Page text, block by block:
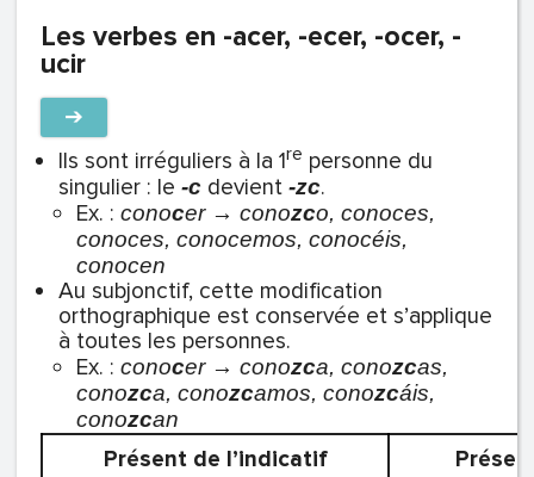
Les verbes en -acer, -ecer, -ocer, -
ucir
➔
Ils sont irréguliers à la 1re personne du
singulier : le -c devient -zc.
Ex. : conocer → conozco, conoces,
conoces, conocemos, conocéis,
conocen
Au subjonctif, cette modification
orthographique est conservée et s’applique
à toutes les personnes.
Ex. : conocer → conozca, conozcas,
conozca, conozcamos, conozcáis,
conozcan
Présent de l’indicatif